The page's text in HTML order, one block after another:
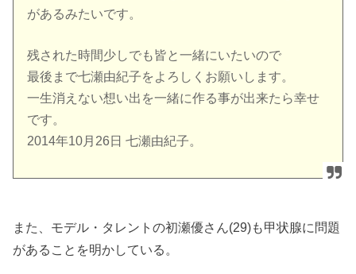
があるみたいです。
残された時間少しでも皆と一緒にいたいので
最後まで七瀬由紀子をよろしくお願いします。
一生消えない想い出を一緒に作る事が出来たら幸せ
です。
2014年10月26日 七瀬由紀子。
また、モデル・タレントの初瀬優さん(29)も甲状腺に問題
があることを明かしている。